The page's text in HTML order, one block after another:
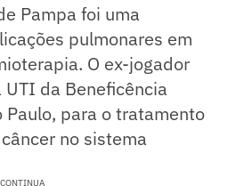
Pampa foi uma
pulmonares em
O ex-jogador
da Beneficência
Paulo, para o tratamento
no sistema
CONTINUA